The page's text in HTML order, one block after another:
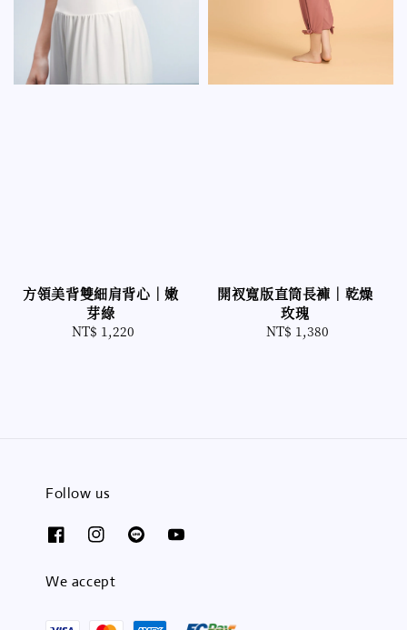
方領美背雙細肩背心｜嫩
芽綠
Regular
NT$ 1,220
開衩寬版直筒長褲｜乾燥
玫瑰
Regular
NT$ 1,380
Follow us
We accept